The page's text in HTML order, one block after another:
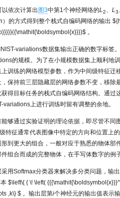
依次计算出 图3中第1个神经网络的L2、 L3
）的方式得到整个栈式自编码网络的输出
。
variations数据集输出正确的数字标签
的规模。为了在小规模数据集上顺利地
训练的网络模型参数，作为中间级特征
保持前三层隐藏层的网络参数不变，移
得目标任务的栈式自编码网络结构。通过
variations上进行训练时留有调整的余地。
够通过实验证明的理论依据，即尽管不同
特征通常代表图像中特定的方向和位置上
到更大的组合，一般对应于熟悉的物体
组合而成的完整物体，在手写体数字的例
采用Softmax分类器来解决多分类问题，输
$\left\{ { \! \left(
,k\} $ 。输出层第i个神经元的输出值表示